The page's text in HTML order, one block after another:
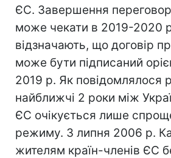
ЄС. Завершення
може чекати в 2019-2020
відзначають, що договір
може бути підписаний
2019 р. Як повідомлялося
найближчі 2 роки між
ЄС очікується лише
режиму. 3 липня 2006 р.
жителям країн-членів ЄС